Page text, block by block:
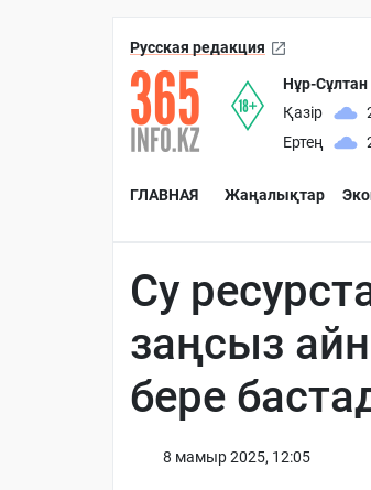
Русская редакция
Нұр-Сұлтан
Қазір
Ертең
ГЛАВНАЯ Жаңалықтар
Су
заңсыз
бере
8 мамыр 2025, 12:05